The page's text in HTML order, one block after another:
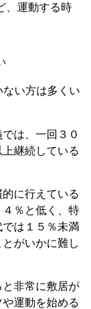
、運動する時
い方は多くい
は、一回３０
継続している
に行えている
％と低く、特
は１５％未満
がいかに難し
非常に敷居が
運動を始める